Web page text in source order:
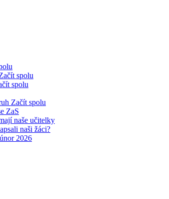
spolu
spolu
Začít spolu
ZaS
naše učitelky
naši žáci?
2026